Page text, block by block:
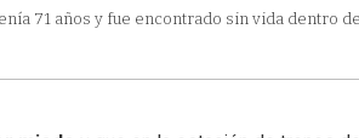
71 años y fue encontrado sin vida dentro